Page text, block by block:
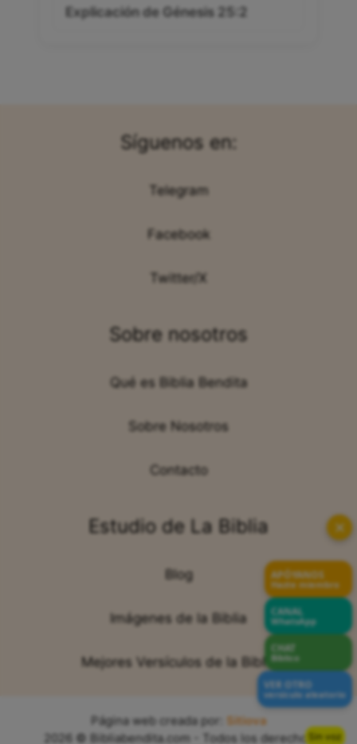
Sin voz
Explicación de Génesis 25:2
Síguenos en:
Telegram
Facebook
Twitter/X
Sobre nosotros
Qué es Biblia Bendita
Sobre Nosotros
Contacto
Estudio de La Biblia
Blog
Imágenes de la Biblia
Mejores Versículos de la Biblia
Página web creada por:
Sitiova
2026 © Bibliabendita.com - Todos los derechos
✕
APÓYANOS
Hazte miembro
CANAL
WhatsApp
CHAT
Bíblico
VER OTRO
versículo aleatorio